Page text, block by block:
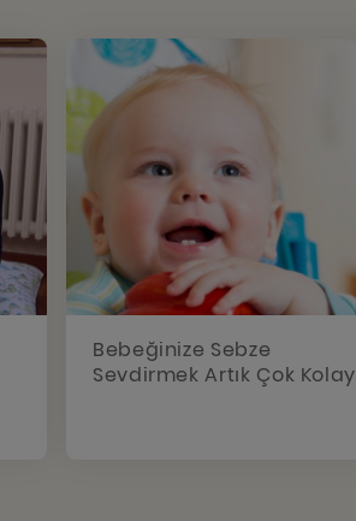
Bebeğinize Sebze
Sevdirmek Artık Çok Kolay